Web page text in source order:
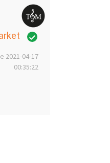
2021-04-17
00:35:22